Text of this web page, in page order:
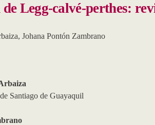
Legg-calvé-perthes:
, Johana Pontón Zambrano
Santiago de Guayaquil